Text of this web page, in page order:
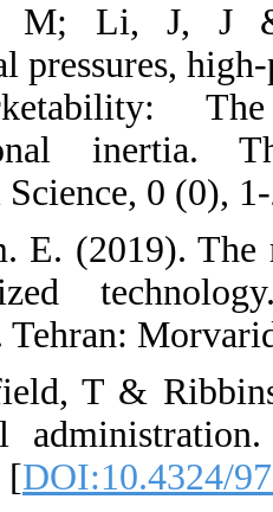
16. Feng,
Institutional
and
Behavioral
17. Fromm. E.
a humanized
Roshangar.
18. Greenfield,
educational
Routledge. [